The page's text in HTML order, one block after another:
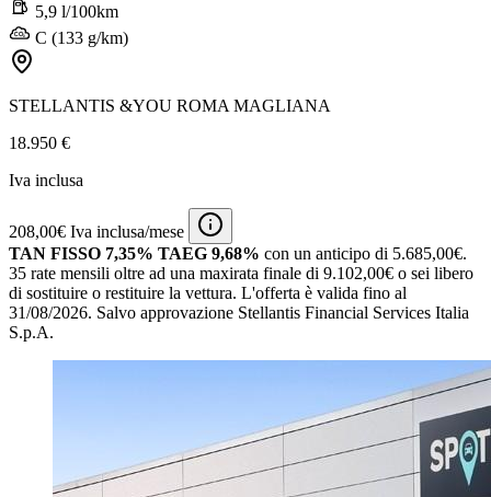
5,9 l/100km
C (133 g/km)
STELLANTIS &YOU ROMA MAGLIANA
18.950 €
Iva inclusa
208,00€ Iva inclusa/mese
TAN FISSO 7,35% TAEG 9,68% con un anticipo di 5.685,00€.
35 rate mensili oltre ad una maxirata finale di 9.102,00€ o sei libero
di sostituire o restituire la vettura. L'offerta è valida fino al
31/08/2026. Salvo approvazione Stellantis Financial Services Italia
S.p.A.